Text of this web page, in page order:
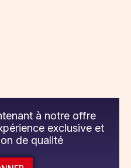
à notre offre
exclusive et
de qualité